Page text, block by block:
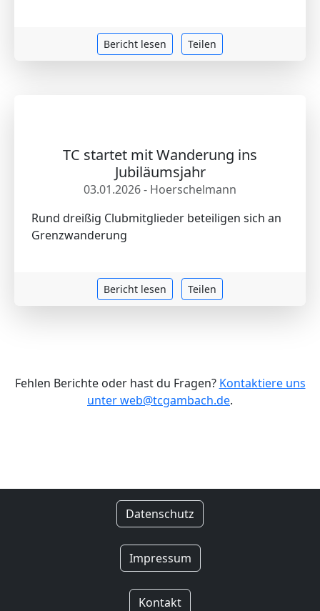
Bericht lesen Teilen
TC startet mit Wanderung ins
Jubiläumsjahr
03.01.2026 - Hoerschelmann
Rund dreißig Clubmitglieder beteiligen sich an
Grenzwanderung
Bericht lesen Teilen
Fehlen Berichte oder hast du Fragen? Kontaktiere uns
unter web@tcgambach.de.
Datenschutz
Impressum
Kontakt